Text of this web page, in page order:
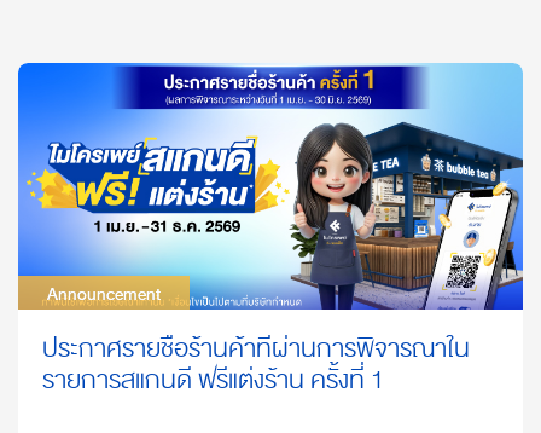
Announcement
Announcement
ประกาศรายชื่อร้านค้าที่ผ่านการพิจารณาใน
รายการสแกนดี ฟรีแต่งร้าน ครั้งที่ 1